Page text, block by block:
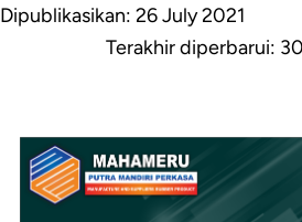
Dipublikasikan: 26 July 2021
Terakhir diperbarui: